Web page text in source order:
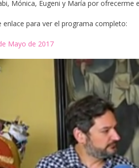
Mónica, Eugeni y María por
enlace para ver el programa completo:
Mayo de 2017